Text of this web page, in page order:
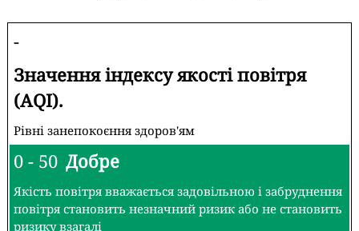
-
Значення індексу якості повітря
(AQI).
Рівні занепокоєння здоров'ям
0 - 50 Добре
Якість повітря вважається задовільною і забруднення
повітря становить незначний ризик або не становить
ризику взагалі